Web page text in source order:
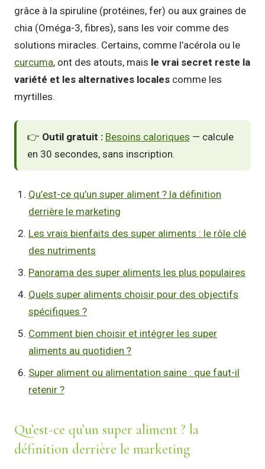
grâce à la spiruline (protéines, fer) ou aux graines de
chia (Oméga-3, fibres), sans les voir comme des
solutions miracles. Certains, comme l’acérola ou le
curcuma, ont des atouts, mais le vrai secret reste la
variété et les alternatives locales comme les
myrtilles.
👉 Outil gratuit : Besoins caloriques — calcule
en 30 secondes, sans inscription.
Qu’est-ce qu’un super aliment ? la définition
derrière le marketing
Les vrais bienfaits des super aliments : le rôle clé
des nutriments
Panorama des super aliments les plus populaires
Quels super aliments choisir pour des objectifs
spécifiques ?
Comment bien choisir et intégrer les super
aliments au quotidien ?
Super aliment ou alimentation saine : que faut-il
retenir ?
Qu’est-ce qu’un super aliment ? la
définition derrière le marketing